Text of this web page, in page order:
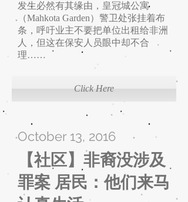
发生必然有其缘由，皇冠城公寓
（Mahkota Garden）警卫处张挂着布
条，呼吁业主不要把单位出租给非洲
人，但这在保安人员眼中却不合
理……
Click Here
October 13, 2016
【社区】非裔没涉及
罪案 居民：他们来马